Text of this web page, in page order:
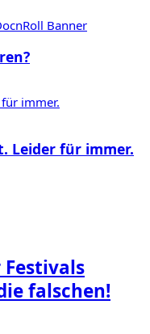
immer.
Leider für immer.
falschen!